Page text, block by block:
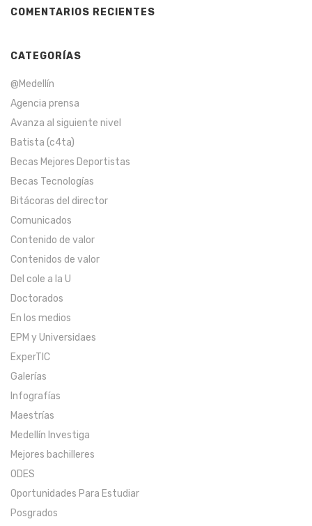
COMENTARIOS RECIENTES
CATEGORÍAS
@Medellín
Agencia prensa
Avanza al siguiente nivel
Batista (c4ta)
Becas Mejores Deportistas
Becas Tecnologías
Bitácoras del director
Comunicados
Contenido de valor
Contenidos de valor
Del cole a la U
Doctorados
En los medios
EPM y Universidaes
ExperTIC
Galerías
Infografías
Maestrías
Medellín Investiga
Mejores bachilleres
ODES
Oportunidades Para Estudiar
Posgrados